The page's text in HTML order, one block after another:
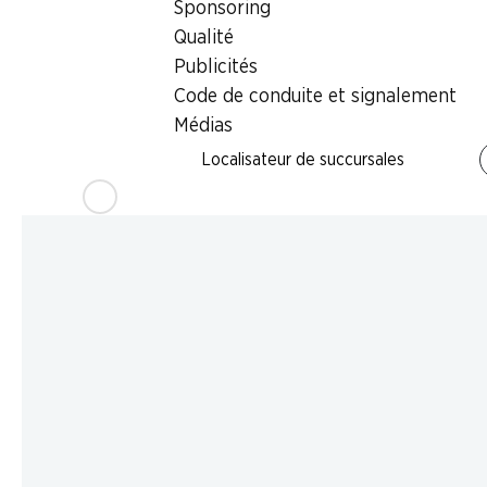
Sponsoring
Qualité
Publicités
Code de conduite et signalement
Médias
Localisateur de succursales